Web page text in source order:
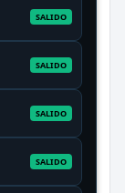
SALIDO
SALIDO
SALIDO
SALIDO